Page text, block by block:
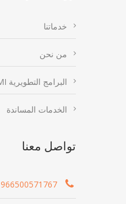
خدماتنا
من نحن
البرامج التطويرية LMI
الخدمات المساندة
تواصل معنا
966500571767